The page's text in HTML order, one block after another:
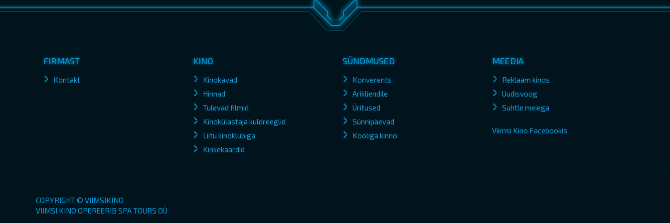
FIRMAST
Kontakt
KINO
Kinokavad
Hinnad
Tulevad filmid
Kinokülastaja kuldreeglid
Liitu kinoklubiga
Kinkekaardid
SÜNDMUSED
Konverents
Ärikliendile
Üritused
Sünnipäevad
Kooliga kinno
MEEDIA
Reklaam kinos
Uudisvoog
Suhtle meiega
Viimsi Kino Facebookis
COPYRIGHT © VIIMSIKINO
VIIMSI KINO OPEREERIB SPA TOURS OÜ